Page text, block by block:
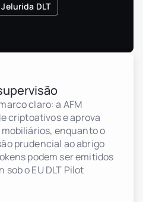
Jelurida DLT
claro: a AFM
criptoativos e aprova
enquanto o
prudencial ao abrigo
podem ser emitidos
o EU DLT Pilot